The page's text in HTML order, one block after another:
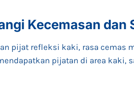
Kecemasan dan
pijat refleksi kaki, rasa cemas
pijatan di area kaki,